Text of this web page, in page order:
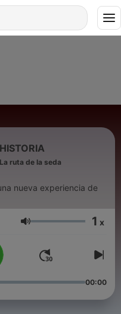
ruta de la seda
nueva experiencia de
Volumen 1 x
00:00